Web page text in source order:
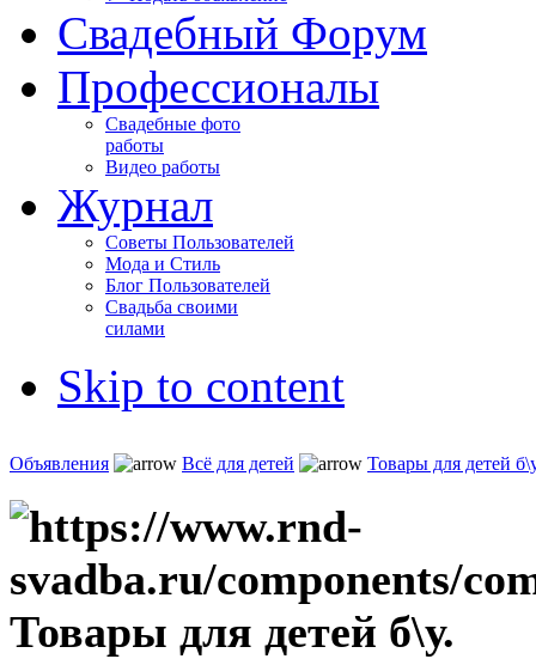
Свадебный Форум
Профессионалы
Свадебные фото
работы
Видео работы
Журнал
Советы Пользователей
Мода и Стиль
Блог Пользователей
Свадьба своими
силами
Skip to content
Объявления Всё для детей Товары для детей
Товары для детей б\у.